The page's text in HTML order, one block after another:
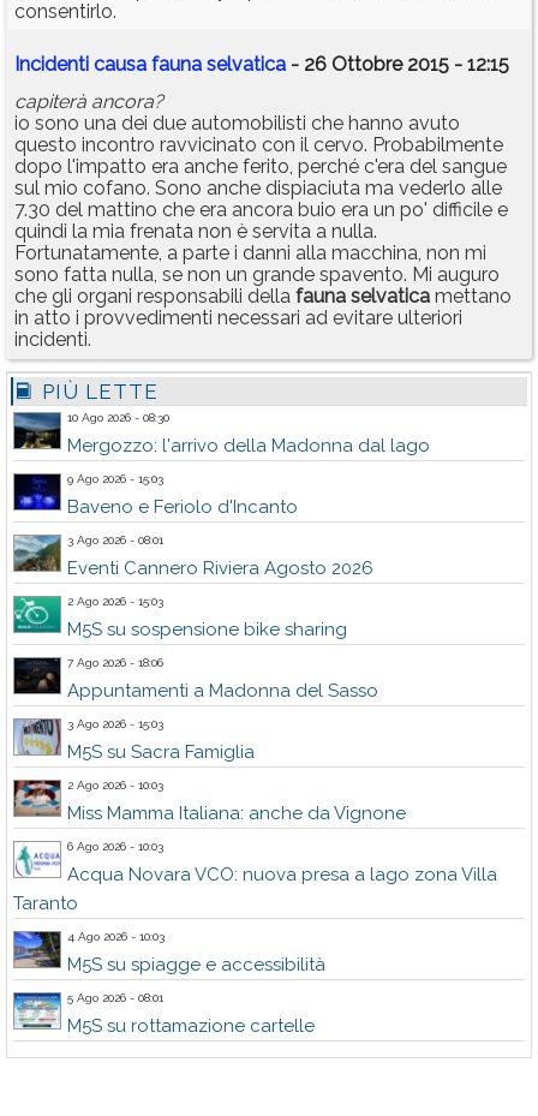
consentirlo.
Incidenti causa fauna selvatica - 26 Ottobre 2015 - 12:15
capiterà ancora?
io sono una dei due automobilisti che hanno avuto
questo incontro ravvicinato con il cervo. Probabilmente
dopo l'impatto era anche ferito, perché c'era del sangue
sul mio cofano. Sono anche dispiaciuta ma vederlo alle
7.30 del mattino che era ancora buio era un po' difficile e
quindi la mia frenata non è servita a nulla.
Fortunatamente, a parte i danni alla macchina, non mi
sono fatta nulla, se non un grande spavento. Mi auguro
che gli organi responsabili della fauna selvatica mettano
in atto i provvedimenti necessari ad evitare ulteriori
incidenti.
PIÙ LETTE
10 Ago 2026 - 08:30
Mergozzo: l'arrivo della Madonna dal lago
9 Ago 2026 - 15:03
Baveno e Feriolo d'Incanto
3 Ago 2026 - 08:01
Eventi Cannero Riviera Agosto 2026
2 Ago 2026 - 15:03
M5S su sospensione bike sharing
7 Ago 2026 - 18:06
Appuntamenti a Madonna del Sasso
3 Ago 2026 - 15:03
M5S su Sacra Famiglia
2 Ago 2026 - 10:03
Miss Mamma Italiana: anche da Vignone
6 Ago 2026 - 10:03
Acqua Novara VCO: nuova presa a lago zona Villa
Taranto
4 Ago 2026 - 10:03
M5S su spiagge e accessibilità
5 Ago 2026 - 08:01
M5S su rottamazione cartelle